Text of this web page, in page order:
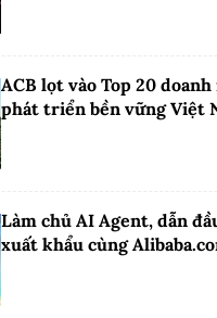
ACB lọt vào Top 20
phát triển bền vững Việt
Làm chủ AI Agent, dẫn
xuất khẩu cùng